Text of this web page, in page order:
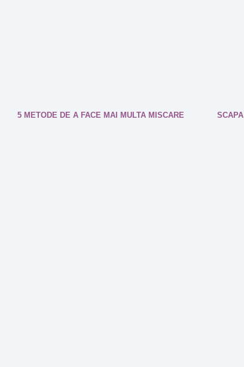
5 METODE DE A FACE MAI MULTA MISCARE